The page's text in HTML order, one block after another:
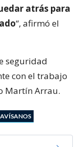
atrás para
“, afirmó el
seguridad
con el trabajo
Martín Arrau.
AVÍSANOS